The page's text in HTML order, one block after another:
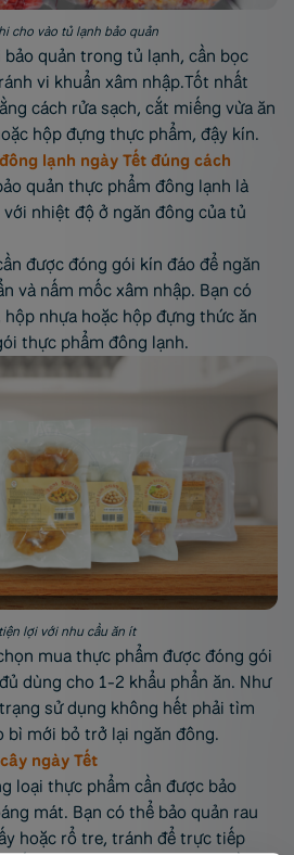
cho vào tủ lạnh bảo quản
quản trong tủ lạnh, cần bọc
vi khuẩn xâm nhập.Tốt nhất
cách rửa sạch, cắt miếng vừa ăn
hộp đựng thực phẩm, đậy kín.
lạnh ngày Tết đúng cách
quản thực phẩm đông lạnh là
nhiệt độ ở ngăn đông của tủ
được đóng gói kín đáo để ngăn
và nấm mốc xâm nhập. Bạn có
nhựa hoặc hộp đựng thức ăn
thực phẩm đông lạnh.
lợi với nhu cầu ăn ít
mua thực phẩm được đóng gói
dùng cho 1-2 khẩu phẩn ăn. Như
sử dụng không hết phải tìm
bì mới bỏ trở lại ngăn đông.
ngày Tết
loại thực phẩm cần được bảo
mát. Bạn có thể bảo quản rau
hoặc rổ tre, tránh để trực tiếp